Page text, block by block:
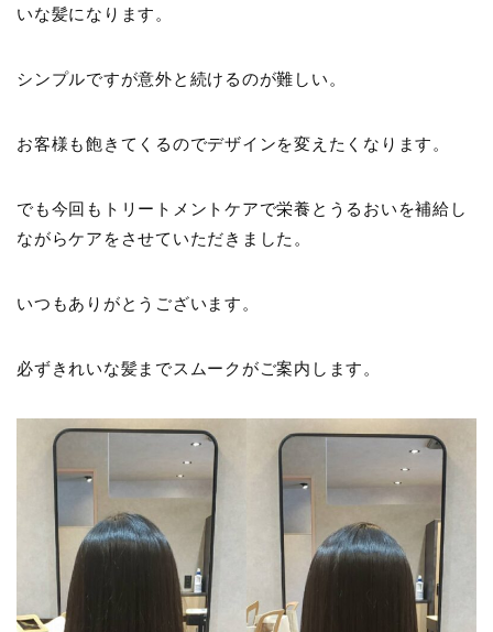
いな髪になります。
シンプルですが意外と続けるのが難しい。
お客様も飽きてくるのでデザインを変えたくなります。
でも今回もトリートメントケアで栄養とうるおいを補給し
ながらケアをさせていただきました。
いつもありがとうございます。
必ずきれいな髪までスムークがご案内します。